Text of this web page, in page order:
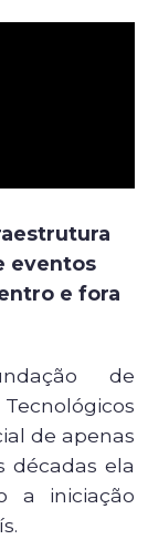
eventos
e fora
de
de apenas
décadas ela
a iniciação